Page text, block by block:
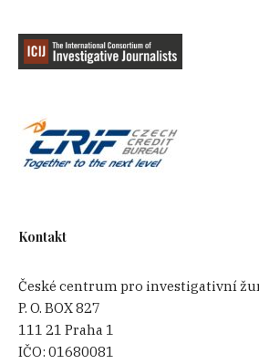
Kontakt
České centrum pro investigativní
P. O. BOX 827
111 21 Praha 1
IČO:01680081